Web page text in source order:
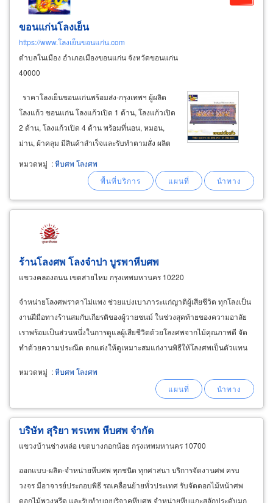
ขอนแก่นโลงเย็น
https://www.โลงเย็นขอนแก่น.com
ตำบลในเมือง อำเภอเมืองขอนแก่น จังหวัดขอนแก่น
40000
ราคาโลงเย็นขอนแก่นพร้อมส่ง-กรุงเทพฯ ผู้ผลิต
โลงแก้ว ขอนแก่น โลงแก้วเปิด 1 ด้าน, โลงแก้วเปิด
2 ด้าน, โลงแก้วเปิด 4 ด้าน พร้อมที่นอน, หมอน,
ม่าน, ผ้าคลุม มีสินค้าสำเร็จและรับทำตามสั่ง ผลิต
จำหน่าย ยอดประดับฝาโลง ฐานบัวรองโลงเย็นและ
มีล้อเลื่อน เคลื่อนย้ายสะดวก
หมวดหมู่ :หีบศพ โลงศพ
ร้านโลงศพ โลงจำปา บูรพาหีบศพ
แขวงคลองถนน เขตสายไหม กรุงเทพมหานคร 10220
จำหน่ายโลงศพราคาไม่แพง ช่วยแบ่งเบาภาระแก่ญาติผู้เสียชีวิต ทุกโลงเป็น
งานฝีมือทางร้านสมกับเกียรติของผู้วายชนม์ ในช่วงสุดท้ายของความอาลัย
เราพร้อมเป็นส่วนหนึ่งในการดูแลผู้เสียชีวิตด้วยโลงศพจากไม้คุณภาพดี จัด
ทำด้วยความประณีต ตกแต่งให้ดูเหมาะสมแก่งานพิธีให้โลงศพเป็นตัวแทน
หมวดหมู่ :หีบศพ โลงศพ
บริษัท สุริยา พรเทพ หีบศพ จำกัด
แขวงบ้านช่างหล่อ เขตบางกอกน้อย กรุงเทพมหานคร 10700
ออกแบบ-ผลิต-จำหน่ายหีบศพ ทุกชนิด ทุกศาสนา บริการจัดงานศพ ครบ
วงจร มีอาจารย์ประกอบพิธี รถเคลื่อนย้ายทั่วประเทศ รับจัดดอกไม้หน้าศพ
ดอกไม้พวงหรีด และรับทำบุญบริจาคหีบศพ จำหน่ายหีบแกะสลักประดับมุก